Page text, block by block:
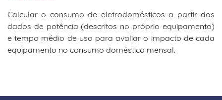
Calcular o consumo de eletrodomésticos a partir dos
dados de potência (descritos no próprio equipamento)
e tempo médio de uso para avaliar o impacto de cada
equipamento no consumo doméstico mensal.